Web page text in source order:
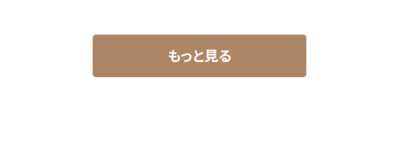
もっと見る